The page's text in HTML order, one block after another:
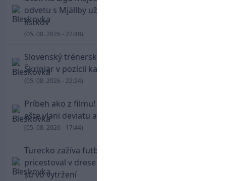
odvetu s Mjällby už viac ako 13-tisíc predaných
lístkov
(05. 08. 2026 - 22:48)
Slovenský trénerský súboj pre Borbélyho,
Škriniar v pozícii kapitána potiahol Fenerbahce
(05. 08. 2026 - 22:24)
Príbeh ako z filmu! Hrdina Slovana Kianga hral
ešte vlani deviatu anglickú ligu
(05. 08. 2026 - 17:44)
Turecko zažíva futbalové šialenstvo! Salah
pricestoval v drese Trabzonsporu, fanúšikovia
sú vo vytržení